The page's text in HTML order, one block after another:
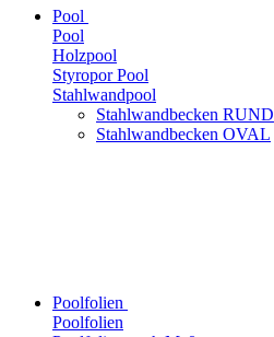
Pool
Pool
Holzpool
Styropor Pool
Stahlwandpool
Stahlwandbecken RUND
Stahlwandbecken OVAL
Poolfolien
Poolfolien